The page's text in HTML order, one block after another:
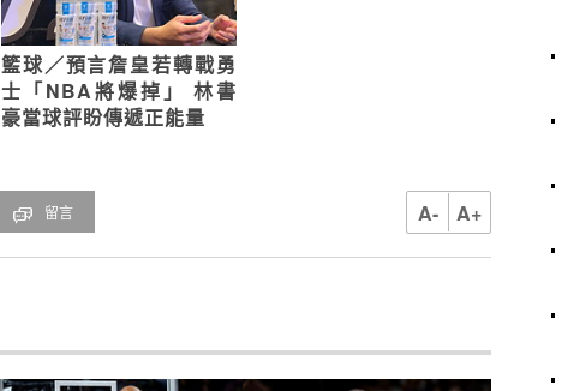
籃球／預言詹皇若轉戰勇
士「NBA將爆掉」 林書
豪當球評盼傳遞正能量
留言 A- A+